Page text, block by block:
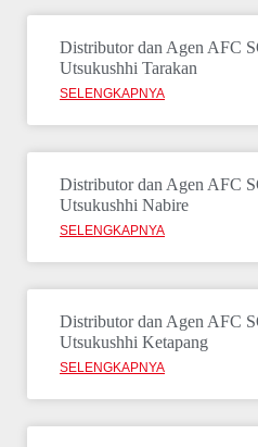
Distributor dan Agen AFC
Utsukushhi Tarakan
SELENGKAPNYA
Distributor dan Agen AFC
Utsukushhi Nabire
SELENGKAPNYA
Distributor dan Agen AFC
Utsukushhi Ketapang
SELENGKAPNYA